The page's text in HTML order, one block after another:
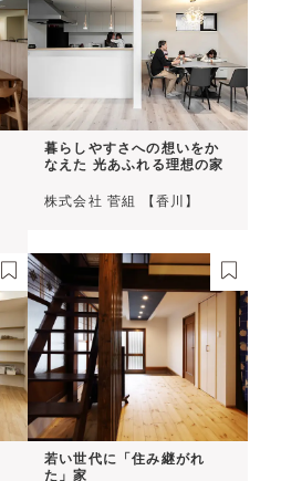
暮らしやすさへの想いをか
なえた 光あふれる理想の家
株式会社 菅組 【香川】
若い世代に「住み継がれ
た」家